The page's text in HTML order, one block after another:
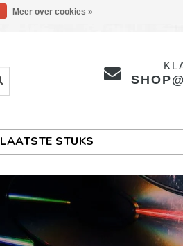
LAATSTE STUKS
Meer over cookies »